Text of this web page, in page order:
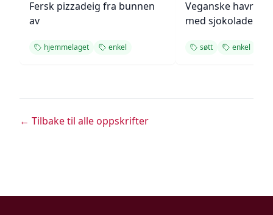
Fersk pizzadeig fra bunnen
av
hjemmelaget enkel
Veganske
med sjokolade
søtt enkel
← Tilbake til alle oppskrifter